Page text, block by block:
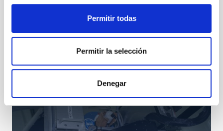
Permitir todas
Permitir la selección
Denegar
Eclipse de Luna del 15 de abril de 2014 (Proyecto
GLORIA / Cusco-Perú)